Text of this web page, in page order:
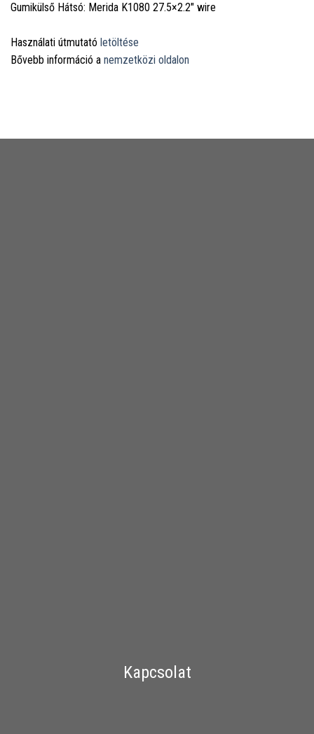
Gumikülső Hátsó: Merida K1080 27.5×2.2" wire
Használati útmutató letöltése
Bővebb információ a nemzetközi oldalon
Kapcsolat